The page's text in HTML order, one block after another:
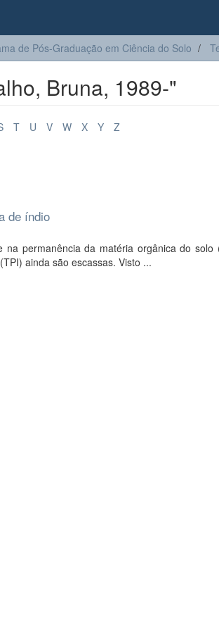
de Pós-Graduação em Ciência do Solo
Bruna, 1989-"
T U V W X Y Z
de índio
na permanência da matéria orgânica do solo
ainda são escassas. Visto ...